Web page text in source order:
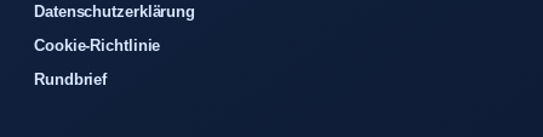
Datenschutzerklärung
Cookie-Richtlinie
Rundbrief